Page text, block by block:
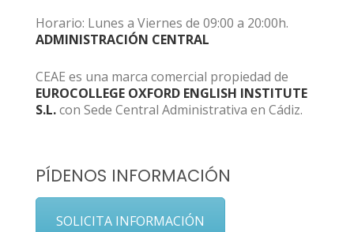
Horario: Lunes a Viernes de 09:00 a 20:00h.
ADMINISTRACIÓN CENTRAL
CEAE es una marca comercial propiedad de
EUROCOLLEGE OXFORD ENGLISH INSTITUTE
S.L.con Sede Central Administrativa en Cádiz.
PÍDENOS INFORMACIÓN
SOLICITA INFORMACIÓN